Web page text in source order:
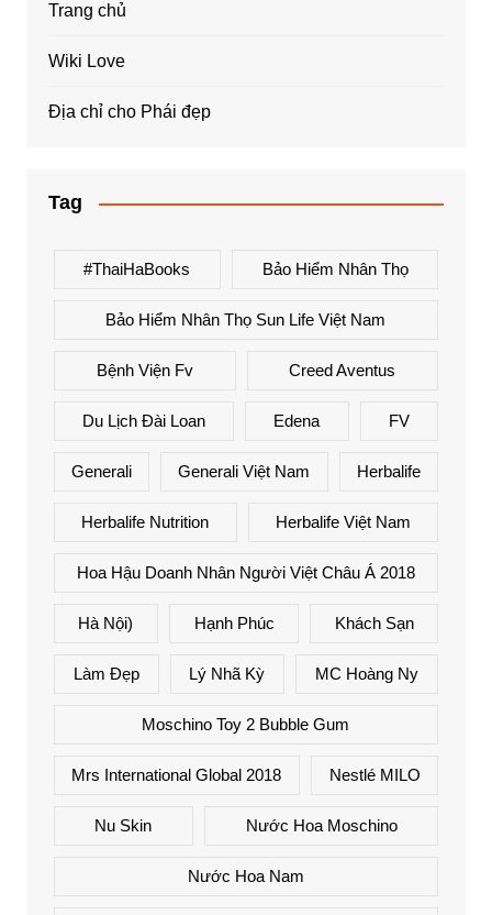
Trang chủ
Wiki Love
Địa chỉ cho Phái đẹp
Tag
#ThaiHaBooks Bảo Hiểm Nhân Thọ
Bảo Hiểm Nhân Thọ Sun Life Việt Nam
Bệnh Viện Fv Creed Aventus
Du Lịch Đài Loan Edena FV
Generali Generali Việt Nam Herbalife
Herbalife Nutrition Herbalife Việt Nam
Hoa Hậu Doanh Nhân Người Việt Châu Á 2018
Hà Nội) Hạnh Phúc Khách Sạn
Làm Đẹp Lý Nhã Kỳ MC Hoàng Ny
Moschino Toy 2 Bubble Gum
Mrs International Global 2018 Nestlé MILO
Nu Skin Nước Hoa Moschino
Nước Hoa Nam